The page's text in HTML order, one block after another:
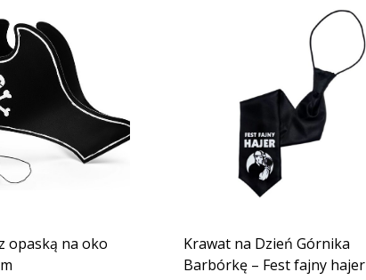
opaską na oko
Krawat na Dzień Górnika
Barbórkę – Fest fajny hajer